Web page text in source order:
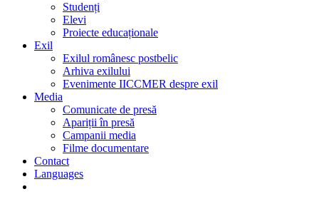
Studenți
Elevi
Proiecte educaționale
Exil
Exilul românesc postbelic
Arhiva exilului
Evenimente IICCMER despre exil
Media
Comunicate de presă
Apariții în presă
Campanii media
Filme documentare
Contact
Languages